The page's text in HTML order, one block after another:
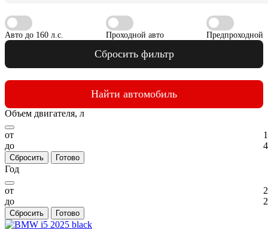
Авто до 160 л.с. Проходной авто Предпроходной
Сбросить фильтр
Найти автомобиль
Объем двигателя, л
от
до
Сбросить Готово
Год
от
до
Сбросить Готово